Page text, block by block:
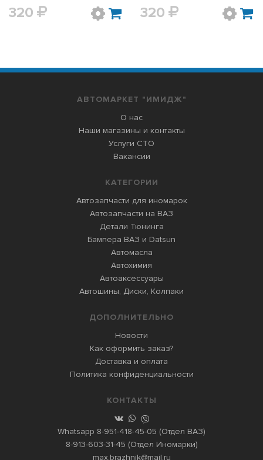
320 320
АВТОМАРКЕТ "ИМИДЖ"
О нас
Наши магазины и контакты
Услуги СТО
Вакансии
КАТЕГОРИИ
Автозапчасти для иномарок
Автозапчасти на ВАЗ
Детали Тюнинга
Бампера ВАЗ и Datsun
Автомасла
Автохимия
Автоаксессуары
Автошины, Диски, Колпаки
ДОПОЛНИТЕЛЬНО
Новости
Как оформить заказ?
Доставка и оплата
Политика конфиденциальности
КОНТАКТЫ
Whatsapp 8-951-418-45-05 (Отдел ВАЗ)
8-913-603-31-45 (Отдел Иномарки)
max.brazhnik@mail.ru